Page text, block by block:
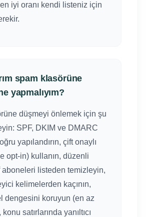
iyi oranı kendi listeniz için
spam klasörüne
yapmalıyım?
düşmeyi önlemek için şu
SPF, DKIM ve DMARC
yapılandırın, çift onaylı
opt-in) kullanın, düzenli
listeden temizleyin,
kelimelerden kaçının,
dengesini koruyun (en az
satırlarında yanıltıcı